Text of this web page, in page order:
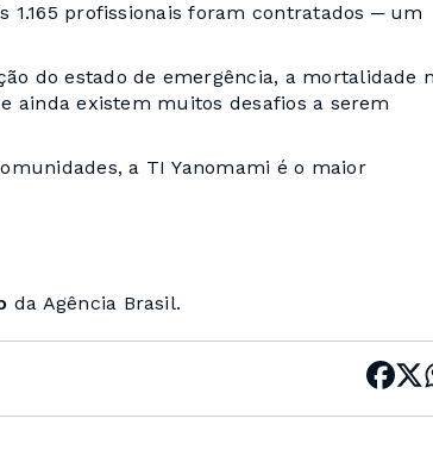
1.165 profissionais foram contratados ─ um
do estado de emergência, a mortalidade
ainda existem muitos desafios a serem
a TI Yanomami é o maior
da Agência Brasil.